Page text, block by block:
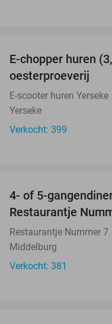
E-chopper huren
oesterproeverij
E-scooter huren Yerseke
Yerseke
Verkocht: 399
4- of 5-
Restaurantje
Restaurantje Nummer 7
Middelburg
Verkocht: 381